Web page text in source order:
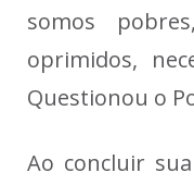
somos
oprimidos,
Questionou o
Ao concluir